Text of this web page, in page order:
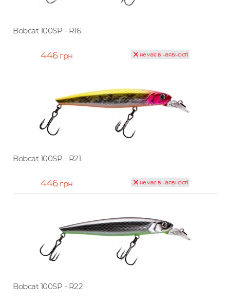
Bobcat 100SP - R16
446грн немає в наявності
Bobcat 100SP - R21
446грн немає в наявності
Bobcat 100SP - R22